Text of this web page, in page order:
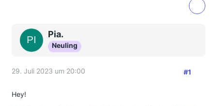
Pia.
Neuling
29. Juli 2023 um 20:00 #1
Hey!